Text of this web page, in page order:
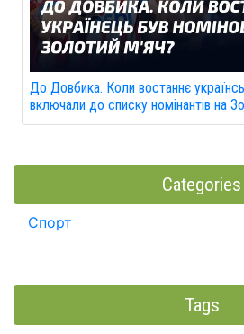
До Довбика. Коли востаннє
включали до списку номінантів на
Categories
Спорт
Tags